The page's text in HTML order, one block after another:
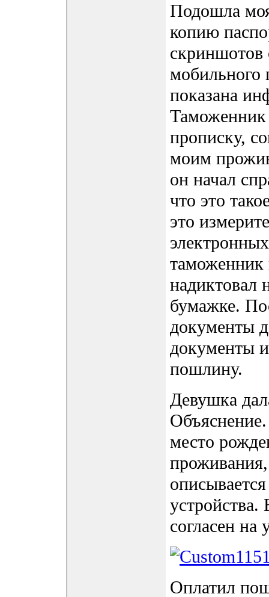
Подошла
копию
скриншотов
мобильного
показана
Таможенник
прописку,
моим
он начал
что это
это
надиктовал
бумажке.
документы
документы
пошлину.
Девушка
место
устройства.
согласен
Оплатил